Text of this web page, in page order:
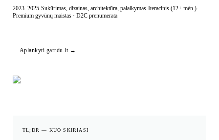
2023–2025·Sukūrimas, dizainas, architektūra, palaikymas·Iteracinis (12+ mėn.)·
Premium gyvūnų maistas · D2C prenumerata
Aplankyti garrdu.lt →
TL;DR — KUO SKIRIASI